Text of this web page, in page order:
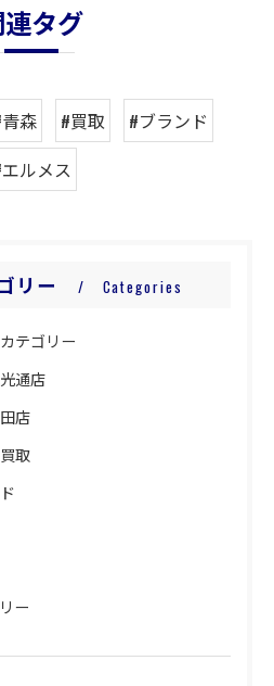
タグ
森 #買取
#ブランド
ルメス
リー Categories
テゴリー
通店
店
取
ー